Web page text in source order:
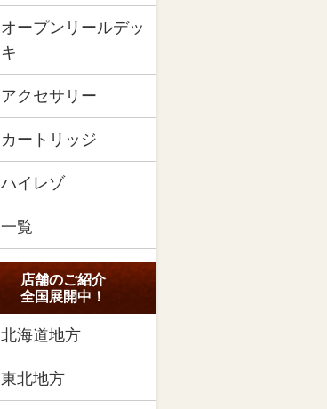
オープンリールデッ
キ
アクセサリー
カートリッジ
ハイレゾ
一覧
店舗のご紹介
全国展開中！
北海道地方
東北地方